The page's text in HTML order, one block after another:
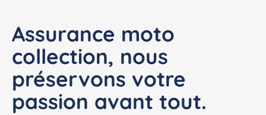
Assurance moto
collection, nous
préservons votre
passion avant tout.